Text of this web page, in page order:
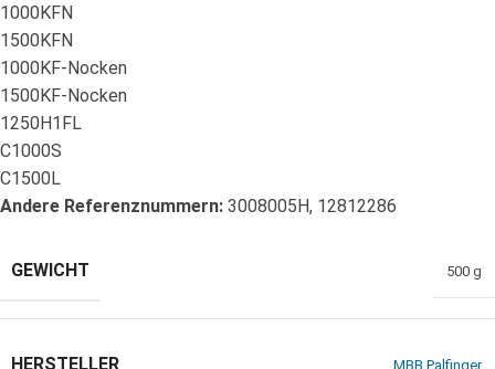
1000KFN
1500KFN
1000KF-Nocken
1500KF-Nocken
1250H1FL
C1000S
C1500L
Andere Referenznummern: 3008005H, 12812286
GEWICHT 500 g
HERSTELLER MBB Palfinger